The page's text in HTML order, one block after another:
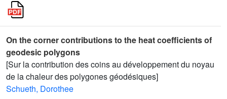
On the corner contributions to the heat coefficients of
geodesic polygons
[Sur la contribution des coins au développement du noyau
de la chaleur des polygones géodésiques]
Schueth, Dorothee